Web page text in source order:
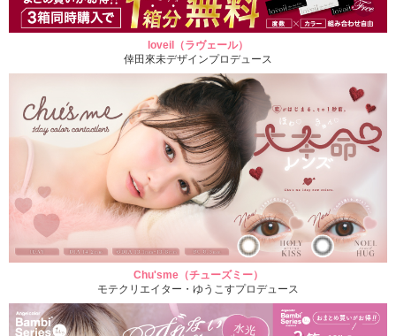
loveil（ラヴェール）
倖田來未デザインプロデュース
Chu'sme（チューズミー）
モテクリエイター・ゆうこすプロデュース